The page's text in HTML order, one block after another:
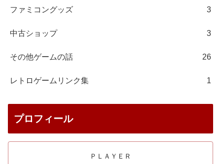
ファミコングッズ 3
中古ショップ 3
その他ゲームの話 26
レトロゲームリンク集 1
プロフィール
ＰＬＡＹＥＲ